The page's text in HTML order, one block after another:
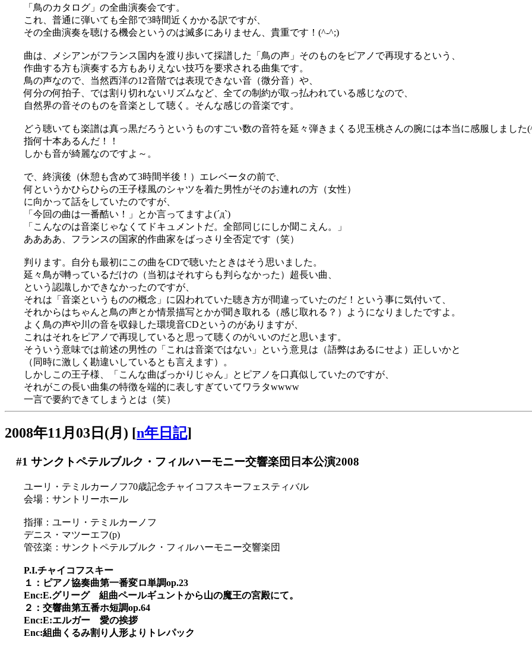
「鳥のカタログ」の全曲演奏会です。
これ、普通に弾いても全部で3時間近くかかる訳ですが、
その全曲演奏を聴ける機会というのは滅多にありません、貴重です！(^-^;)
曲は、メシアンがフランス国内を渡り歩いて採譜した「鳥の声」そのものをピアノで再現するという、
作曲する方も演奏する方もありえない技巧を要求される曲集です。
鳥の声なので、当然西洋の12音階では表現できない音（微分音）や、
何分の何拍子、では割り切れないリズムなど、全ての制約が取っ払われている感じなので、
自然界の音そのものを音楽として聴く。そんな感じの音楽です。
どう聴いても楽譜は真っ黒だろうというものすごい数の音符を延々弾きまくる児玉桃さんの腕には本当に感服しました
指何十本あるんだ！！
しかも音が綺麗なのですよ～。
で、終演後（休憩も含めて3時間半後！）エレベータの前で、
何というかひらひらの王子様風のシャツを着た男性がそのお連れの方（女性）
に向かって話をしていたのですが、
「今回の曲は一番酷い！」とか言ってますよ(´д`)
「こんなのは音楽じゃなくてドキュメントだ。全部同じにしか聞こえん。」
ああああ、フランスの国家的作曲家をばっさり全否定です（笑）
判ります。自分も最初にこの曲をCDで聴いたときはそう思いました。
延々鳥が囀っているだけの（当初はそれすらも判らなかった）超長い曲、
という認識しかできなかったのですが、
それは「音楽というものの概念」に囚われていた聴き方が間違っていたのだ！という事に気付いて、
それからはちゃんと鳥の声とか情景描写とかが聞き取れる（感じ取れる？）ようになりましたですよ。
よく鳥の声や川の音を収録した環境音CDというのがありますが、
これはそれをピアノで再現していると思って聴くのがいいのだと思います。
そういう意味では前述の男性の「これは音楽ではない」という意見は（語弊はあるにせよ）正しいかと
（同時に激しく勘違いしているとも言えます）。
しかしこの王子様、「こんな曲ばっかりじゃん」とピアノを口真似していたのですが、
それがこの長い曲集の特徴を端的に表しすぎていてワラタwwww
一言で要約できてしまうとは（笑）
2008年11月03日(月) [n年日記]
#1 サンクトペテルブルク・フィルハーモニー交響楽団日本公演2008
ユーリ・テミルカーノフ70歳記念チャイコフスキーフェスティバル
会場：サントリーホール
指揮：ユーリ・テミルカーノフ
デニス・マツーエフ(p)
管弦楽：サンクトペテルブルク・フィルハーモニー交響楽団
P.I.チャイコフスキー
１：ピアノ協奏曲第一番変ロ単調op.23
Enc:E.グリーグ 組曲ペールギュントから山の魔王の宮殿にて。
２：交響曲第五番ホ短調op.64
Enc:E:エルガー 愛の挨拶
Enc:組曲くるみ割り人形よりトレパック